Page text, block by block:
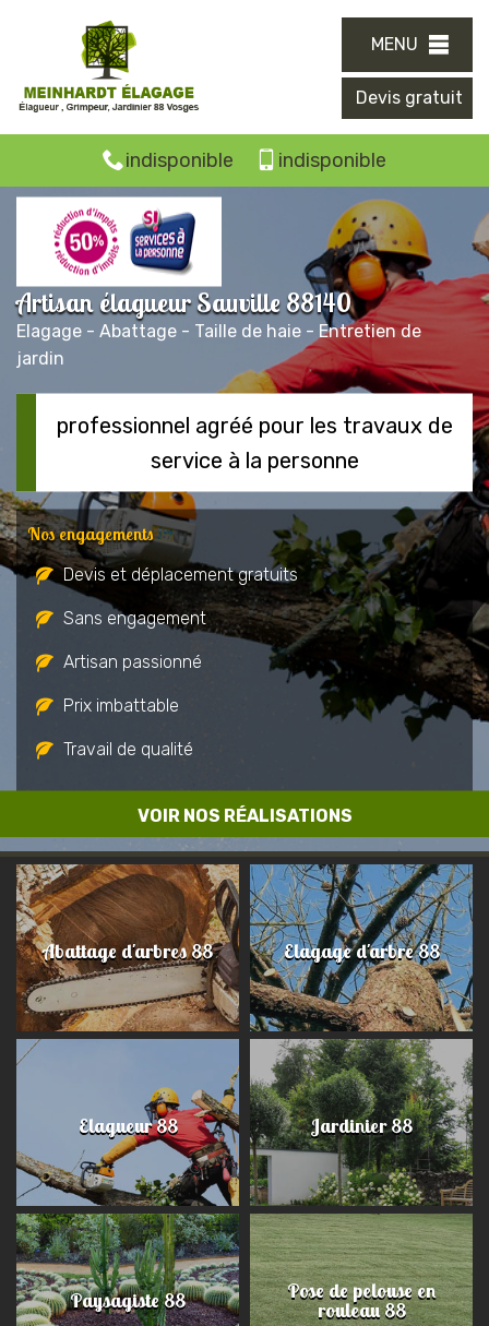
MENU
Devis gratuit
indisponible indisponible
Artisan élagueur Sauville 88140
Elagage - Abattage - Taille de haie - Entretien de
jardin
VOIR NOS RÉALISATIONS
professionnel agréé pour les travaux de
service à la personne
Nos engagements
Devis et déplacement gratuits
Sans engagement
Artisan passionné
Prix imbattable
Travail de qualité
Abattage d'arbres 88 Elagage d'arbre 88
Elagueur 88 Jardinier 88
Paysagiste 88 Pose de pelouse en
rouleau 88